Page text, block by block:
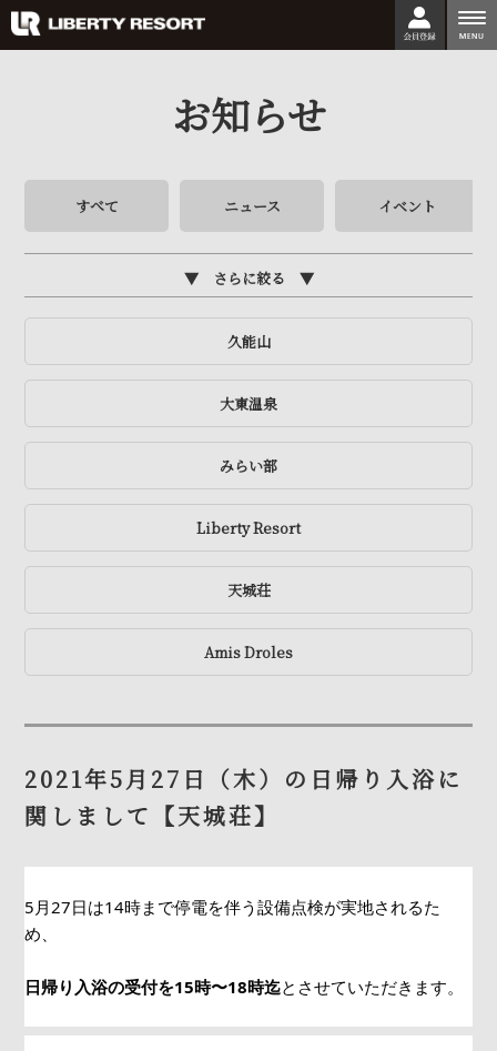
お知らせ
すべて ニュース イベント
さらに絞る
久能山
大東温泉
みらい部
Liberty Resort
天城荘
Amis Droles
2021年5月27日（木）の日帰り入浴に
関しまして【天城荘】
5月27日は14時まで停電を伴う設備点検が実地されるた
め、
日帰り入浴の受付を15時〜18時迄とさせていただきます。